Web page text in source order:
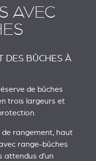
AVEC
DES BÛCHES À
de bûches
trois largeurs et
de rangement, haut
range-bûches
d’un